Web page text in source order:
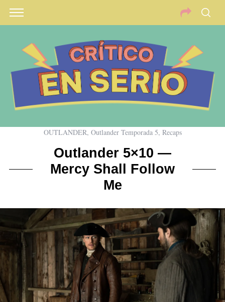
OUTLANDER, Outlander Temporada 5, Recaps
Outlander 5×10 —
Mercy Shall Follow
Me